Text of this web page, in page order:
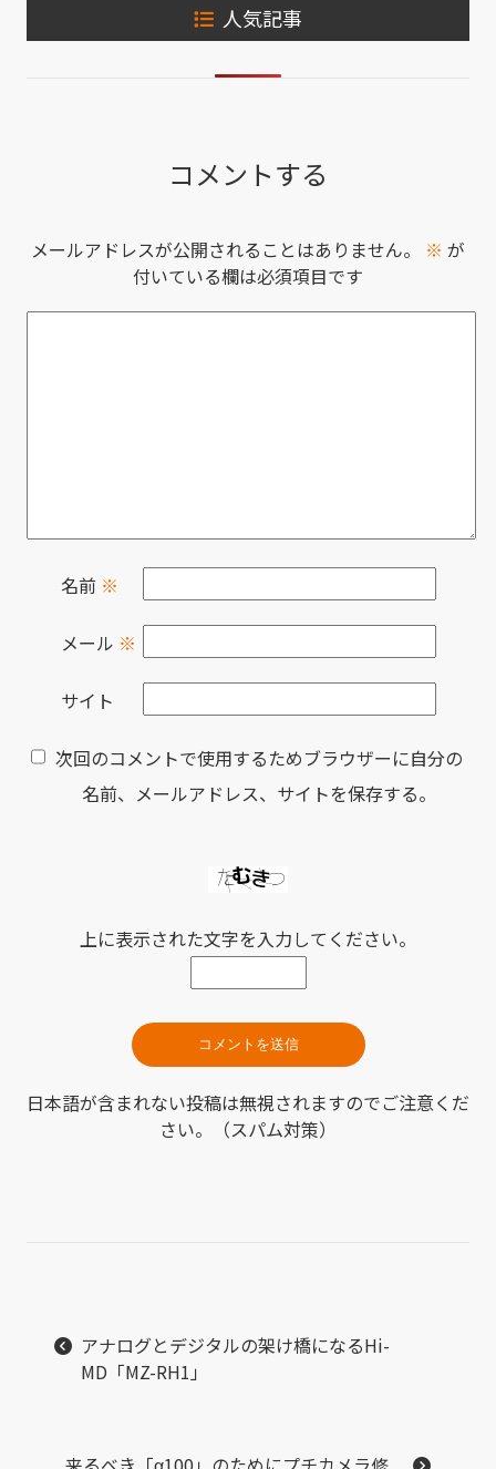
人気記事
コメントする
メールアドレスが公開されることはありません。 ※ が
付いている欄は必須項目です
名前 ※
メール ※
サイト
次回のコメントで使用するためブラウザーに自分の
名前、メールアドレス、サイトを保存する。
上に表示された文字を入力してください。
日本語が含まれない投稿は無視されますのでご注意くだ
さい。（スパム対策）
アナログとデジタルの架け橋になるHi-
MD「MZ-RH1」